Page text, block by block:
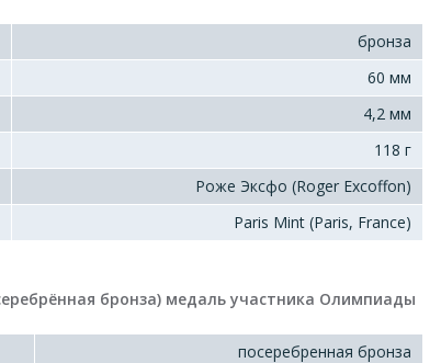
бронза
60 мм
4,2 мм
118 г
Роже Эксфо (Roger Excoffon)
Paris Mint (Paris, France)
бронза) медаль участника Олимпиады
посеребренная бронза